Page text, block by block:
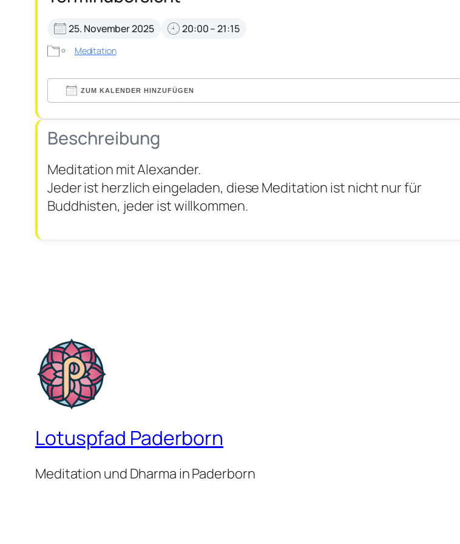
25. November 2025 20:00 – 21:15
Meditation
ZUM KALENDER HINZUFÜGEN
ICS
Google
Office
Outlook
Beschreibung
Meditation mit Alexander.
Jeder ist herzlich eingeladen, diese Meditation ist nicht nur für
Buddhisten, jeder ist willkommen.
Lotuspfad Paderborn
Meditation und Dharma in Paderborn